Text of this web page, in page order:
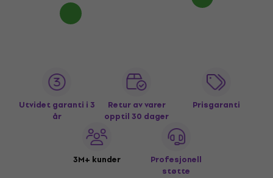
Utvidet garanti i 3
år
Retur av varer
opptil 30 dager
Prisgaranti
3M+ kunder
Profesjonell
støtte